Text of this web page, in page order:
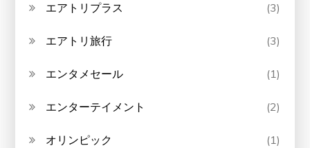
エアトリプラス (3)
エアトリ旅行 (3)
エンタメセール (1)
エンターテイメント (2)
オリンピック (1)